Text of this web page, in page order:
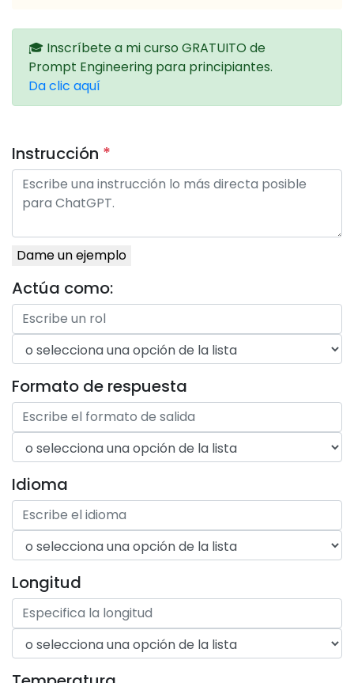
🎓 Inscríbete a mi curso GRATUITO de
Prompt Engineering para principiantes.
Da clic aquí
Instrucción *
Dame un ejemplo
Actúa como:
Formato de respuesta
Idioma
Longitud